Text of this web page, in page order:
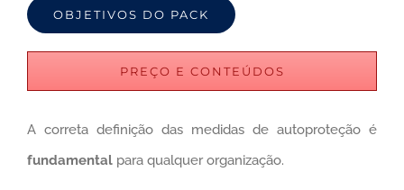
OBJETIVOS DO PACK
PREÇO E CONTEÚDOS
A correta definição das medidas de autoproteção é
fundamentalpara qualquer organização.